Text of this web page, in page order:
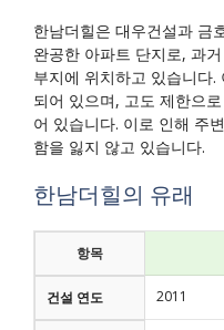
한남더힐은 대우건설과 금
완공한 아파트 단지로, 과
부지에 위치하고 있습니다
되어 있으며, 고도 제한으
어 있습니다. 이로 인해 주
함을 잃지 않고 있습니다.
한남더힐의 유래
항목
건설 연도 2011